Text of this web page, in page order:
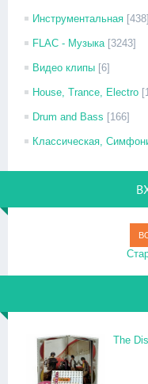
Инструментальная [438]
FLAC - Музыка [3243]
Видео клипы [6]
House, Trance, Electro
Drum and Bass [166]
Классическая,
The